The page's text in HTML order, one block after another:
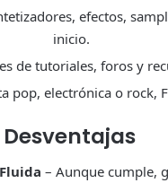
efectos,
inicio.
de tutoriales, foros y
pop, electrónica o rock,
Desventajas
– Aunque cumple,